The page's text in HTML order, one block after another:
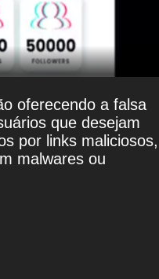
oferecendo a falsa
que desejam
por links maliciosos,
malwares ou